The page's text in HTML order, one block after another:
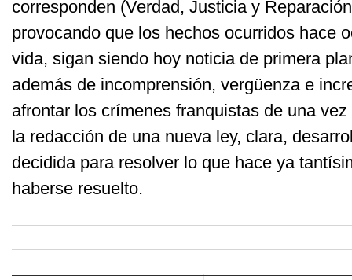
corresponden (Verdad, Justicia y
provocando que los hechos ocurridos hace
vida, sigan siendo hoy noticia de primera
además de incomprensión, vergüenza e
afrontar los crímenes franquistas de una
la redacción de una nueva ley, clara,
decidida para resolver lo que hace ya
haberse resuelto.